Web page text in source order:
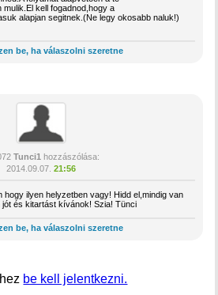
kell fogadnod,hogy a
alapjan segitnek.(Ne legy okosabb naluk!)
be, ha válaszolni szeretne
Tunci1
hozzászólása:
2014.09.07. 21:56
hogy ilyen helyzetben vagy! Hidd el,mindig van
jót és kitartást kívánok! Szia! Tünci
be, ha válaszolni szeretne
be kell jelentkezni.